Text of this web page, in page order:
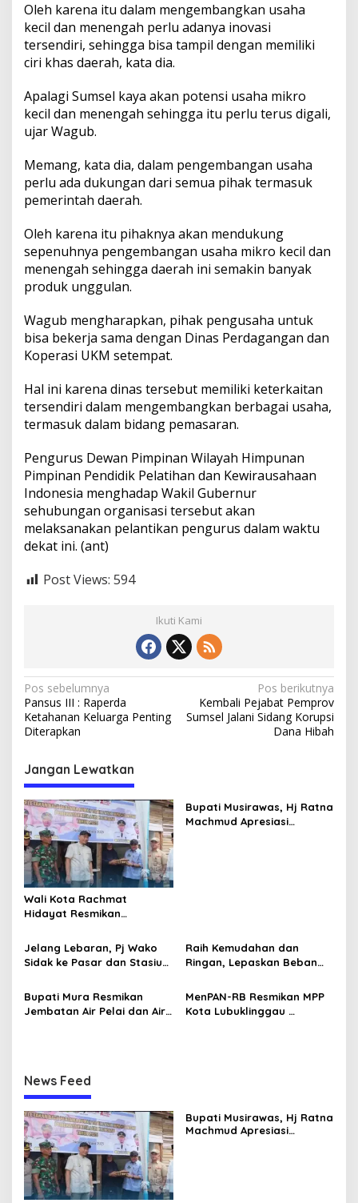
s
i
a
n
G
m
e
Oleh karena itu dalam mengembangkan usaha
kecil dan menengah perlu adanya inovasi
tersendiri, sehingga bisa tampil dengan memiliki
ciri khas daerah, kata dia.
Apalagi Sumsel kaya akan potensi usaha mikro
kecil dan menengah sehingga itu perlu terus digali,
ujar Wagub.
Memang, kata dia, dalam pengembangan usaha
perlu ada dukungan dari semua pihak termasuk
pemerintah daerah.
Oleh karena itu pihaknya akan mendukung
sepenuhnya pengembangan usaha mikro kecil dan
menengah sehingga daerah ini semakin banyak
produk unggulan.
Wagub mengharapkan, pihak pengusaha untuk
bisa bekerja sama dengan Dinas Perdagangan dan
Koperasi UKM setempat.
Hal ini karena dinas tersebut memiliki keterkaitan
tersendiri dalam mengembangkan berbagai usaha,
termasuk dalam bidang pemasaran.
Pengurus Dewan Pimpinan Wilayah Himpunan
Pimpinan Pendidik Pelatihan dan Kewirausahaan
Indonesia menghadap Wakil Gubernur
sehubungan organisasi tersebut akan
melaksanakan pelantikan pengurus dalam waktu
dekat ini. (ant)
Post Views: 594
Ikuti Kami
N
a
v
i
g
a
s
i
p
o
s
Pos sebelumnya
Pansus III : Raperda
Ketahanan Keluarga Penting
Diterapkan
Pos berikutnya
Kembali Pejabat Pemprov
Sumsel Jalani Sidang Korupsi
Dana Hibah
Jangan Lewatkan
Wali Kota Rachmat
Hidayat Resmikan
Layak Huni
Bupati Musirawas, Hj Ratna
Machmud Apresiasi
Jelang Lebaran, Pj Wako
Sidak ke Pasar dan Stasiun
Raih Kemudahan dan
Ringan, Lepaskan Beban
Bupati Mura Resmikan
Jembatan Air Pelai dan Air
MenPAN-RB Resmikan MPP
Kota Lubuklinggau
News Feed
Bupati Musirawas, Hj Ratna
Machmud Apresiasi